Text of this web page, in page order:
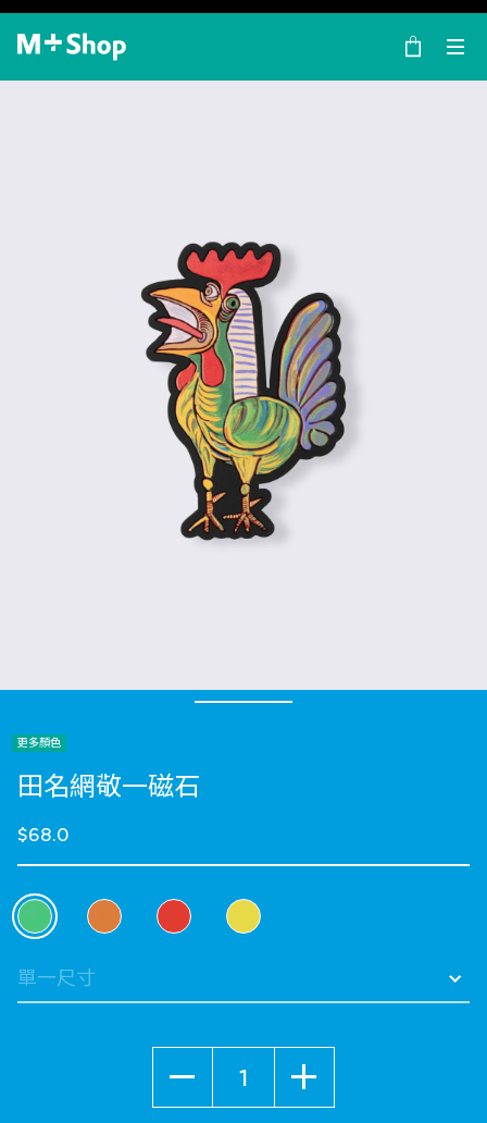
×
M+ Shop
更多顏色
田名網敬一磁石
$68.0
選擇 顏色
selected